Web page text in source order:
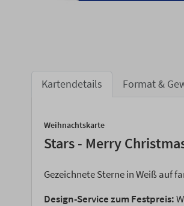
Kartendetails Format &
Weihnachtskarte
Stars - Merry
Gezeichnete Sterne in Weiß auf
Design-Service zum Festpreis: